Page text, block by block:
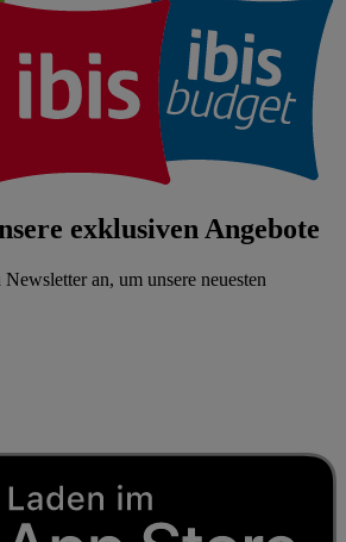
exklusiven Angebote
an, um unsere neuesten